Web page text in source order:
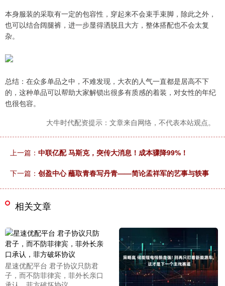
本身服装的采取有一定的包容性，穿起来不会束手束脚，除此之外，
也可以结合阔腿裤，进一步显得洒脱且大方，整体搭配也不会太复
杂。
总结：在众多单品之中，不难发现，大衣的人气一直都是居高不下
的，这种单品可以帮助大家解锁出很多有质感的着装，对女性的年纪
也很包容。
大牛时代配资提示：文章来自网络，不代表本站观点。
上一篇： 中联亿配 马斯克，突传大消息！成本骤降99%！
下一篇： 创盈中心 蘸取青春写丹青——简论孟祥军的艺事与轶事
相关文章
星速优配平台 君子协议只防君
子，而不防菲律宾，菲外长亲口